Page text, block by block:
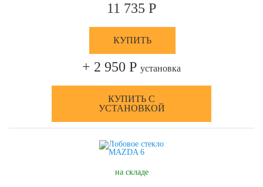
11 735 Р
КУПИТЬ
+ 2 950 Р установка
КУПИТЬ С
УСТАНОВКОЙ
на складе